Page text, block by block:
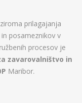
prilagajanja
posameznikov v
procesov je
zavarovalništvo in
Maribor.